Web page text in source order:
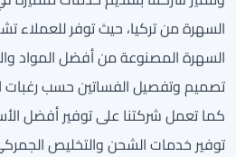
السهرة من تركيا، حيث توفر للعملاء
السهرة المصنوعة من أفضل المواد
تصميم وتفصيل الفساتين حسب رغبات
كما تعمل شركتنا على توفير أفضل
توفير خدمات الشحن والتخليص